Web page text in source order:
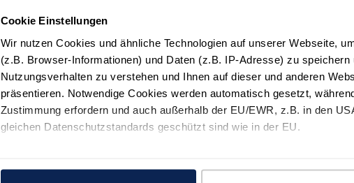
Cookie Einstellungen
Wir nutzen Cookies und ähnliche Technologien auf unserer Webseite,
(z.B. Browser-Informationen) und Daten (z.B. IP-Adresse) zu
Nutzungsverhalten zu verstehen und Ihnen auf dieser und anderen
präsentieren. Notwendige Cookies werden automatisch gesetzt,
Zustimmung erfordern und auch außerhalb der EU/EWR, z.B. in den
gleichen Datenschutzstandards geschützt sind wie in der EU.
WLAN Anschluss Smart-TV
Dunstabzug
Induktionsherd
Spülmaschine
Kühlschrank